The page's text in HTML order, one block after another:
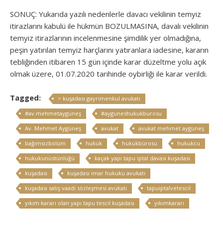
SONUÇ: Yukarıda yazılı nedenlerle davacı vekilinin temyiz
itirazlarını kabulü ile hükmün BOZULMASINA, davalı vekilinin
temyiz itirazlarının incelenmesine şimdilik yer olmadığına,
peşin yatırılan temyiz harçlarını yatıranlara iadesine, kararın
tebliğinden itibaren 15 gün içinde karar düzeltme yolu açık
olmak üzere, 01.07.2020 tarihinde oybirliği ile karar verildi.
Tagged:
> kuşadası gayrimenkul avukatı
#av.mehmetaygüneş
#ayguneshukukburosu
Av. Mehmet Aygüneş
avukat
avukat mehmet aygüneş
bağımsızbölüm
hukuk hukukbürosu
hukukcu
hukukunüstünlüğü
kaçak yapı tapu iptal davası kuşadası
kuşadası
kuşadası imar hukuku avukatı
kuşadası satış vaadi sözleşmesi avukatı
tapuiptalvetescil
yıkım kararı olan yapı tapu tescil kuşadası
yıkımkararı